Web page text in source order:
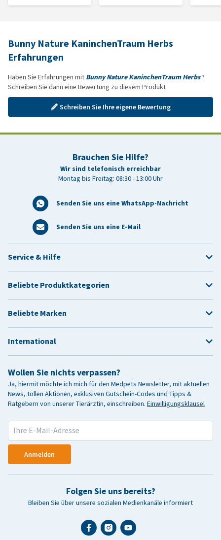
Bunny Nature KaninchenTraum Herbs
Erfahrungen
Haben Sie Erfahrungen mit Bunny Nature KaninchenTraum Herbs?
Schreiben Sie dann eine Bewertung zu diesem Produkt
Schreiben Sie Ihre eigene Bewertung
Brauchen Sie Hilfe?
Wir sind telefonisch erreichbar
Montag bis Freitag: 08:30 - 13:00 Uhr
Senden Sie uns eine WhatsApp-Nachricht
Senden Sie uns eine E-Mail
Wollen Sie nichts verpassen?
Ja, hiermit möchte ich mich für den Medpets Newsletter, mit aktuellen
News, tollen Aktionen, exklusiven Gutschein-Codes und Tipps &
Ratgebern von unserer Tierärztin, einschreiben. Einwilligungsklausel
Anmelden
Folgen Sie uns bereits?
Bleiben Sie über unsere sozialen Medienkanäle informiert
Service & Hilfe
Beliebte Produktkategorien
Beliebte Marken
International